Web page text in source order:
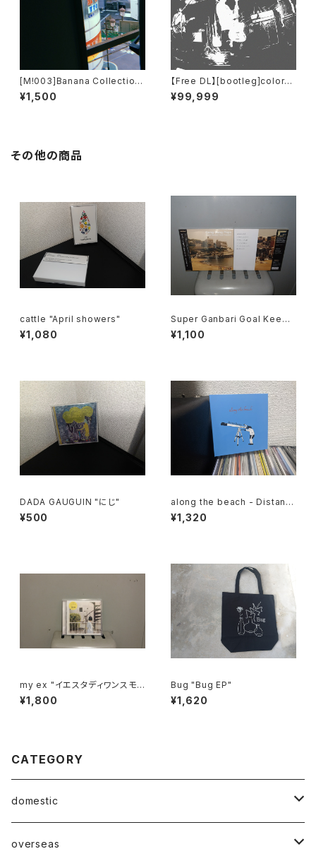
[M!003]Banana Collection
- Passing Busses
¥1,500
【Free DL】[bootleg​]​colorm
al - 191117 (​@​Kyoto Club M
etro)
¥99,999
その他の商品
cattle "April showers"
¥1,080
Super Ganbari Goal Keepe
rs "Cang Gang Pops"
¥1,100
DADA GAUGUIN "にじ"
¥500
along the beach - Distant
Scenery
¥1,320
my ex "イエスタディワンスモ
ア"
¥1,800
Bug "Bug EP"
¥1,620
CATEGORY
domestic
Mabase Records[マバセレコーズ]
overseas